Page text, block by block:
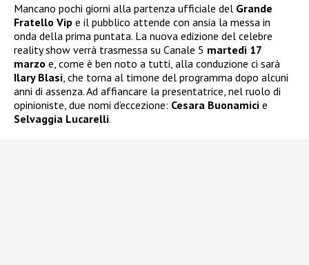
Mancano pochi giorni alla partenza ufficiale del Grande
Fratello Vip e il pubblico attende con ansia la messa in
onda della prima puntata. La nuova edizione del celebre
reality show verrà trasmessa su Canale 5 martedì 17
marzo e, come è ben noto a tutti, alla conduzione ci sarà
Ilary Blasi , che torna al timone del programma dopo alcuni
anni di assenza. Ad affiancare la presentatrice, nel ruolo di
opinioniste, due nomi d’eccezione: Cesara Buonamici e
Selvaggia Lucarelli.